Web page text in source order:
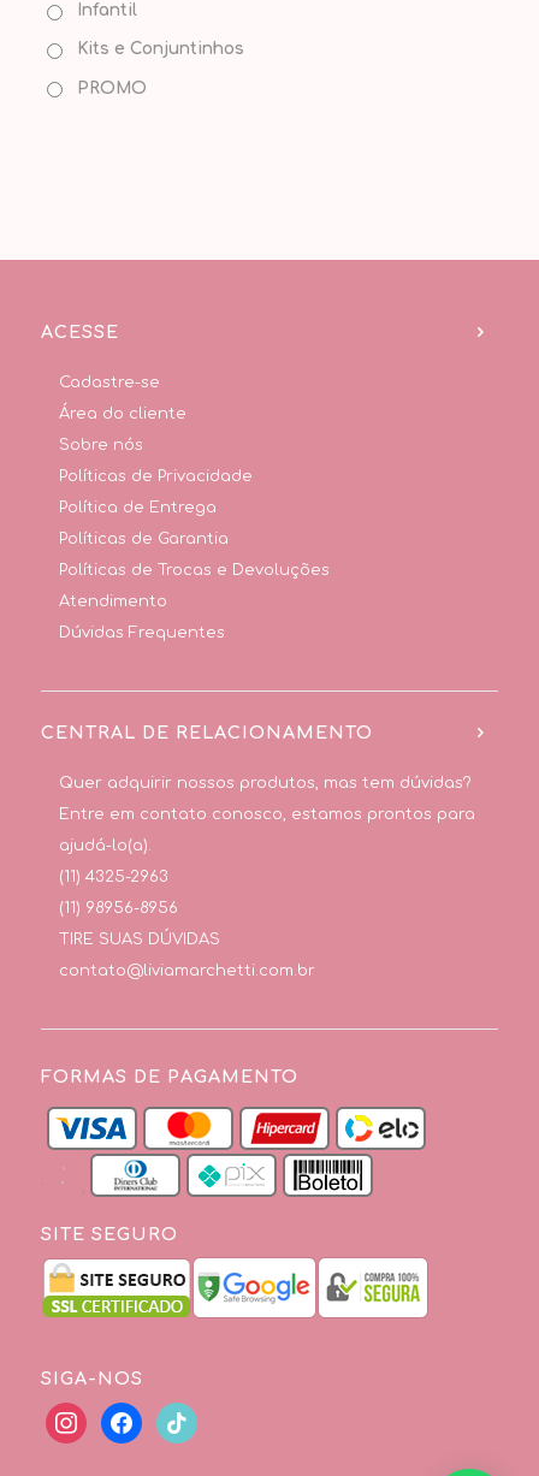
Infantil
Kits e Conjuntinhos
PROMO
ACESSE
Cadastre-se
Área do cliente
Sobre nós
Políticas de Privacidade
Política de Entrega
Políticas de Garantia
Políticas de Trocas e Devoluções
Atendimento
Dúvidas Frequentes
CENTRAL DE RELACIONAMENTO
Quer adquirir nossos produtos, mas tem dúvidas?
Entre em contato conosco, estamos prontos para
ajudá-lo(a).
(11) 4325-2963
(11) 98956-8956
TIRE SUAS DÚVIDAS
contato@liviamarchetti.com.br
FORMAS DE PAGAMENTO
SITE SEGURO
SIGA-NOS